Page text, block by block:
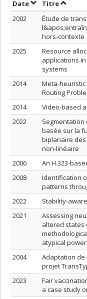
DateTrier par date
TitreTrier
2002
Étude de
hors-contexte
2025
Resource
applications
systems
2014
Meta-heuristic
Routing
2014
Video-based
2022
basée sur la
biplanaire
non-linéaire
2000
An H.323-
2008
Identification
patterns
2022
Stability-
2021
Assessing
altered states
atypical
2004
Adaptation de
projet
2023
Fair
a case study